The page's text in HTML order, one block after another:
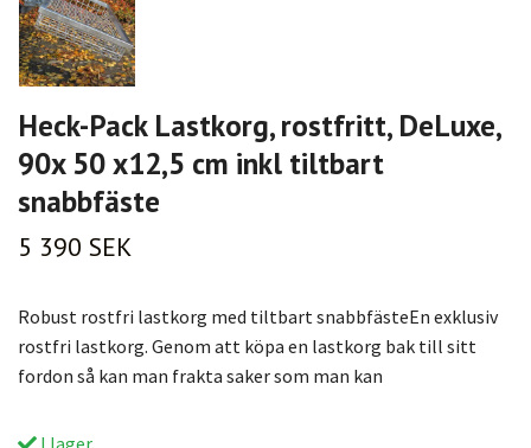
Heck-Pack Lastkorg, rostfritt, DeLuxe,
90x 50 x12,5 cm inkl tiltbart
snabbfäste
5 390 SEK
Robust rostfri lastkorg med tiltbart snabbfästeEn exklusiv
rostfri lastkorg. Genom att köpa en lastkorg bak till sitt
fordon så kan man frakta saker som man kan
I lager.